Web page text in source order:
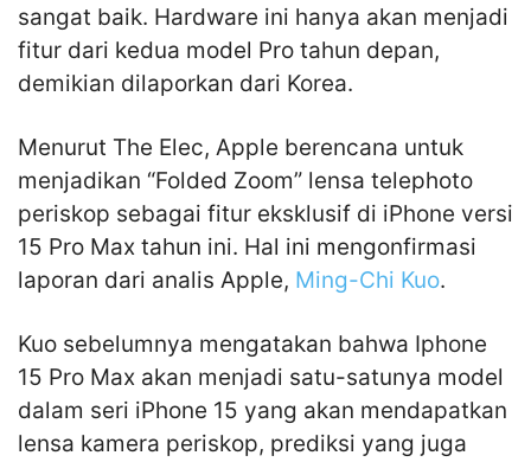
sangat baik. Hardware ini hanya akan menjadi
fitur dari kedua model Pro tahun depan,
demikian dilaporkan dari Korea.
Menurut The Elec, Apple berencana untuk
menjadikan “Folded Zoom” lensa telephoto
periskop sebagai fitur eksklusif di iPhone versi
15 Pro Max tahun ini. Hal ini mengonfirmasi
laporan dari analis Apple, Ming-Chi Kuo.
Kuo sebelumnya mengatakan bahwa Iphone
15 Pro Max akan menjadi satu-satunya model
dalam seri iPhone 15 yang akan mendapatkan
lensa kamera periskop, prediksi yang juga